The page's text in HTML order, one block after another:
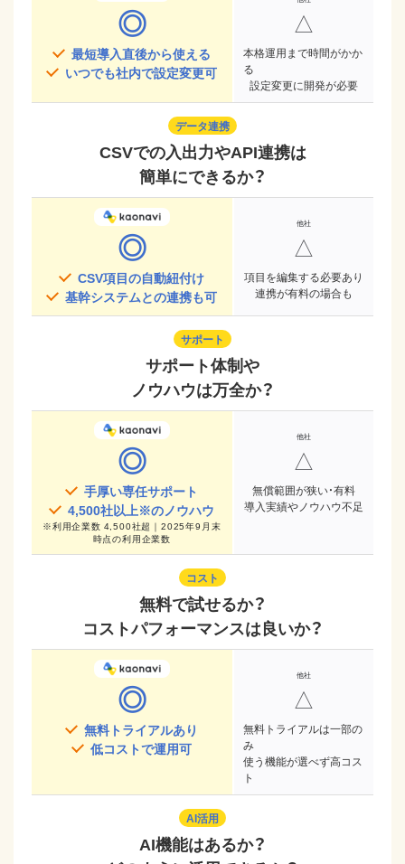
◎
最短導入直後から使える
いつでも社内で設定変更可
△
本格運用まで時間がかか
る
設定変更に開発が必要
データ連携
CSVでの入出力やAPI連携は
簡単にできるか？
◎
CSV項目の自動紐付け
基幹システムとの連携も可
△
項目を編集する必要あり
連携が有料の場合も
サポート
サポート体制や
ノウハウは万全か？
◎
手厚い専任サポート
4,500社以上※のノウハウ
※利用企業数 4,500社超｜2025年9月末
時点の利用企業数
△
無償範囲が狭い・有料
導入実績やノウハウ不足
コスト
無料で試せるか？
コストパフォーマンスは良いか？
◎
無料トライアルあり
低コストで運用可
△
無料トライアルは一部の
み
使う機能が選べず高コス
ト
AI活用
AI機能はあるか？